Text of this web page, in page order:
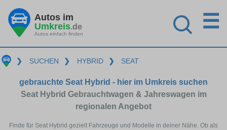
Autos im
Umkreis.de
Autos einfach finden
☰
❯ SUCHEN ❯ HYBRID ❯ SEAT
gebrauchte Seat Hybrid - hier im Umkreis suchen
Seat Hybrid Gebrauchtwagen & Jahreswagen im
regionalen Angebot
Finde für Seat Hybrid gezielt Fahrzeuge und Modelle in deiner Nähe. Ob als